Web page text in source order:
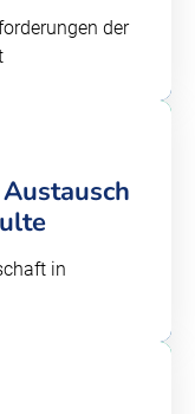
der
in